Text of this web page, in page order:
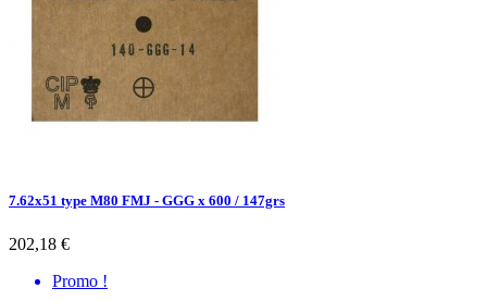
7.62x51 type M80 FMJ - GGG x 600 / 147grs
202,18 €
Promo !